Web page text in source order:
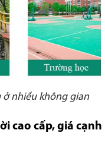
nhiều không gian
cao cấp, giá cạnh